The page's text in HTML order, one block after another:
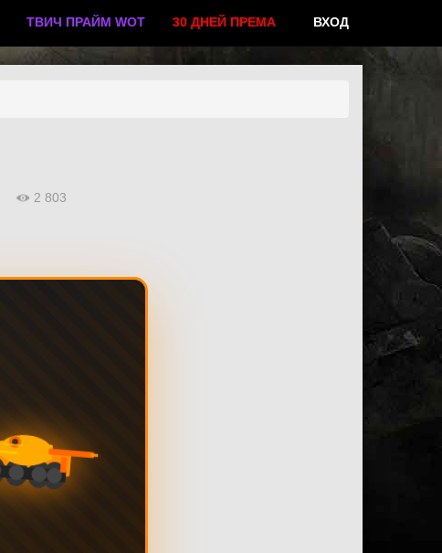
ТВИЧ ПРАЙМ WOT 30 ДНЕЙ ПРЕМА ВХОД
2 803